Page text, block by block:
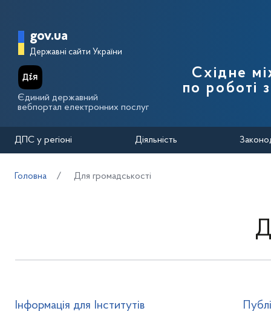
Головна сторінка Державної
gov.ua
Державні сайти України
Єдиний державний
вебпортал електронних послуг
Східне
по роботі
ДПС у регіоні Діяльність
Головна Для громадськості
Інформація для Інститутів